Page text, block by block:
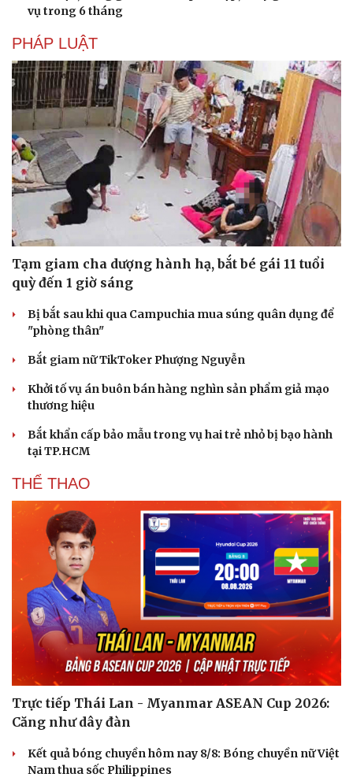
Văn hóa
Sân khấu - Điện ảnh
Âm nhạc
Giải trí
Sao Việt
vụ trong 6 tháng
PHÁP LUẬT
Tạm giam cha dượng hành hạ, bắt bé gái 11 tuổi
quỳ đến 1 giờ sáng
Bị bắt sau khi qua Campuchia mua súng quân dụng để
"phòng thân"
Bắt giam nữ TikToker Phượng Nguyễn
Khởi tố vụ án buôn bán hàng nghìn sản phẩm giả mạo
thương hiệu
Bắt khẩn cấp bảo mẫu trong vụ hai trẻ nhỏ bị bạo hành
tại TP.HCM
THỂ THAO
Trực tiếp Thái Lan - Myanmar ASEAN Cup 2026:
Căng như dây đàn
Kết quả bóng chuyền hôm nay 8/8: Bóng chuyền nữ Việt
Nam thua sốc Philippines